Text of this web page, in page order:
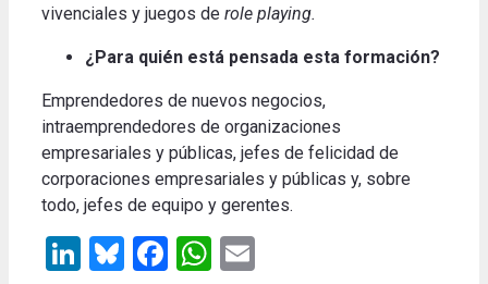
vivenciales y juegos de role playing.
¿Para quién está pensada esta formación?
Emprendedores de nuevos negocios,
intraemprendedores de organizaciones
empresariales y públicas, jefes de felicidad de
corporaciones empresariales y públicas y, sobre
todo, jefes de equipo y gerentes.
LinkedIn
Bluesky
Facebook
WhatsApp